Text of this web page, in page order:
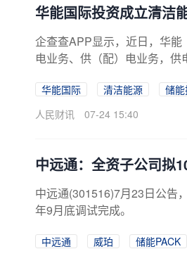
华能国际投资成立清洁
企查查APP显示，近日，华
电业务、供（配）电业务，
华能国际 清洁能源
储
人民财讯
07-24 15:40
中远通：全资子公司拟
中远通(301516)7月23日公告
年9月底调试完成。
中远通 威珀
储能PACK